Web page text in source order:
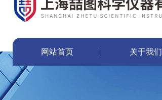
网站首页 关于我们